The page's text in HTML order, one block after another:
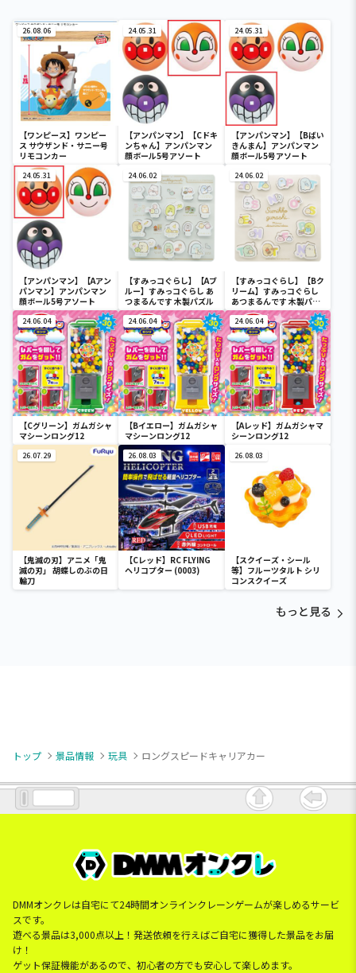
26.08.06
【ワンピース】ワンピー
ス サウザンド・サニー号
リモコンカー
24.05.31
【アンパンマン】【Cドキ
ンちゃん】アンパンマン
顔ボール5号アソート
24.05.31
【アンパンマン】【Bばい
きんまん】アンパンマン
顔ボール5号アソート
24.05.31
【アンパンマン】【Aアン
パンマン】アンパンマン
顔ボール5号アソート
24.06.02
【すみっコぐらし】【Aブ
ルー】すみっコぐらし あ
つまるんです 木製パズル
24.06.02
【すみっコぐらし】【Bク
リーム】すみっコぐらし
あつまるんです 木製パズ
ル
24.06.04
【Cグリーン】ガムガシャ
マシーンロング12
24.06.04
【Bイエロー】ガムガシャ
マシーンロング12
24.06.04
【Aレッド】ガムガシャマ
シーンロング12
26.07.29
【鬼滅の刃】アニメ「鬼
滅の刃」 胡蝶しのぶの日
輪刀
26.08.03
【Cレッド】RC FLYING
ヘリコプター (0003)
26.08.03
【スクイーズ・シール
等】フルーツタルト シリ
コンスクイーズ
もっと見る
トップ 景品情報 玩具 ロングスピードキャリアカー
DMMオンクレは自宅にて24時間オンラインクレーンゲームが楽しめるサービ
スです。
遊べる景品は3,000点以上！発送依頼を行えばご自宅に獲得した景品をお届
け！
ゲット保証機能があるので、初心者の方でも安心して楽しめます。